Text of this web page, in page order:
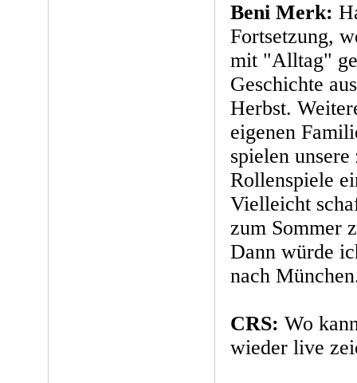
Beni Merk:
Fortsetzung,
mit "Alltag"
Geschichte
Herbst.
eigenen
spielen
Rollenspiele
Vielleicht
zum Sommer
Dann würde
nach
CRS: Wo
wieder live